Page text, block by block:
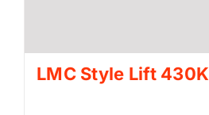
LMC Style Lift 430K